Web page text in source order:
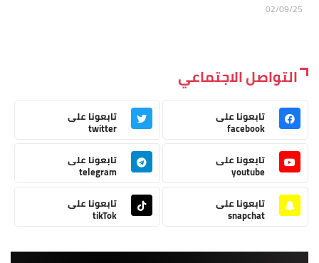
02/09/25
التواصل الاجتماعي
تابعونا على
facebook
تابعونا على
twitter
تابعونا على
youtube
تابعونا على
telegram
تابعونا على
snapchat
تابعونا على
tikTok